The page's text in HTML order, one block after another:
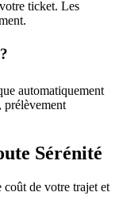
ticket. Les
automatiquement
prélèvement
Sérénité
de votre trajet et